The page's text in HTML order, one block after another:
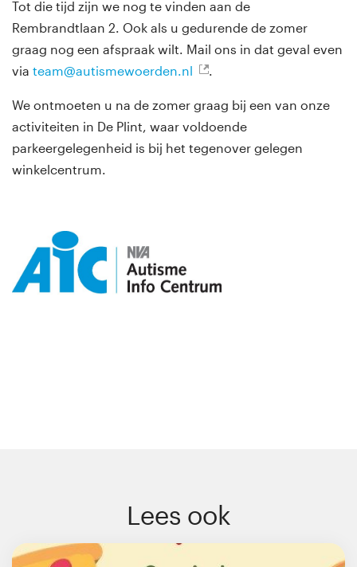
Tot die tijd zijn we nog te vinden aan de
Rembrandtlaan 2. Ook als u gedurende de zomer
graag nog een afspraak wilt. Mail ons in dat geval even
via team@autismewoerden.nl .
We ontmoeten u na de zomer graag bij een van onze
activiteiten in De Plint, waar voldoende
parkeergelegenheid is bij het tegenover gelegen
winkelcentrum.
Lees ook